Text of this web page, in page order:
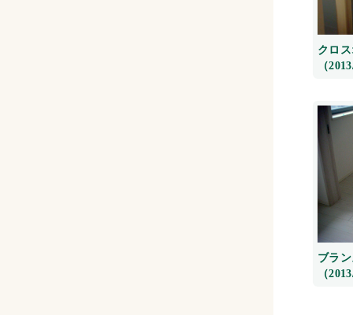
クロ
（
ブラ
（